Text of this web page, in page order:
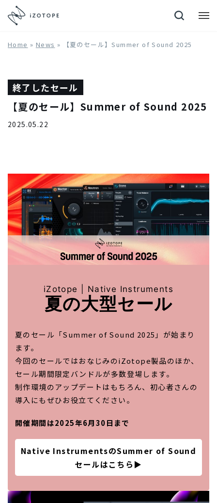
Home » News » 【夏のセール】Summer of Sound 2025
終了したセール
【夏のセール】Summer of Sound 2025
2025.05.22
iZotope | Native Instruments
夏の大型セール
夏のセール「Summer of Sound 2025」が始まり
ます。
今回のセールではおなじみのiZotope製品のほか、
セール期間限定バンドルが多数登場します。
制作環境のアップデートはもちろん、初心者さんの
導入にもぜひお役立てください。
開催期間は2025年6月30日まで
Native InstrumentsのSummer of Sound
セールはこちら ▶